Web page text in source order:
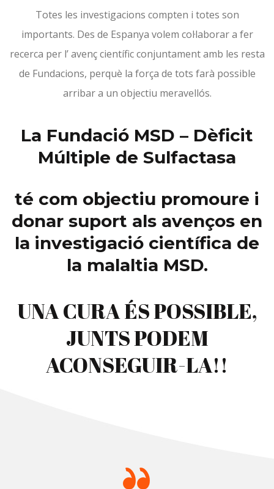
Totes les investigacions compten i totes son
importants. Des de Espanya volem col·laborar a fer
recerca per l’ avenç científic conjuntament amb les resta
de Fundacions, perquè la força de tots farà possible
arribar a un objectiu meravellós.
La Fundació MSD – Dèficit
Múltiple de Sulfactasa
té com objectiu promoure i
donar suport als avenços en
la investigació científica de
la malaltia MSD.
UNA CURA ÉS POSSIBLE,
JUNTS PODEM
ACONSEGUIR-LA!!